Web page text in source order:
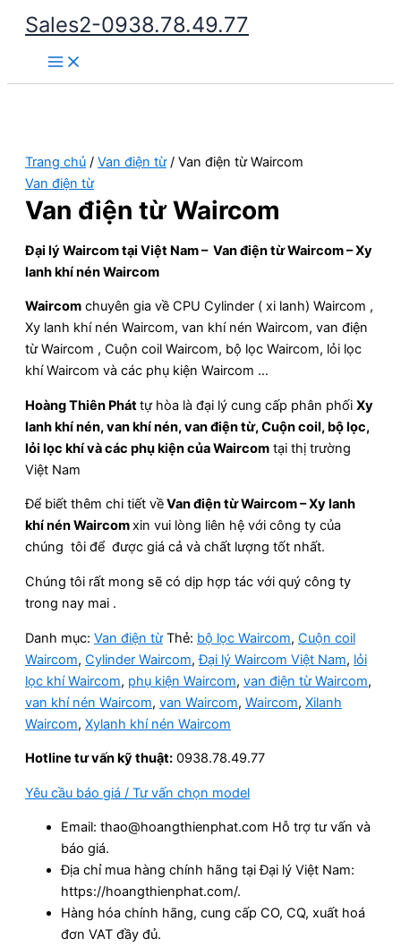
Nhảy
dung
Sales2-0938.78.49.77
Main
Menu
Trang chủ / Van điện từ/ Van điện từ Waircom
Van điện từ
Van điện từ Waircom
Đại lý Waircom tại Việt Nam – Van điện từ Waircom – Xy
lanh khí nén Waircom
Waircom chuyên gia về CPU Cylinder ( xi lanh) Waircom ,
Xy lanh khí nén Waircom, van khí nén Waircom, van điện
từ Waircom , Cuộn coil Waircom, bộ lọc Waircom, lỏi lọc
khí Waircom và các phụ kiện Waircom …
Hoàng Thiên Pháttự hòa là đại lý cung cấp phân phối Xy
lanh khí nén, van khí nén, van điện từ, Cuộn coil, bộ lọc,
lỏi lọc khí và các phụ kiện của Waircom tại thị trường
Việt Nam
Để biết thêm chi tiết vềVan điện từ Waircom – Xy lanh
khí nén Waircomxin vui lòng liên hệ với công ty của
chúng tôi để được giá cả và chất lượng tốt nhất.
Chúng tôi rất mong sẽ có dịp hợp tác với quý công ty
trong nay mai .
Danh mục: Van điện từ Thẻ: bộ lọc Waircom, Cuộn coil
Waircom, Cylinder Waircom,Đại lý Waircom Việt Nam, lỏi
lọc khí Waircom, phụ kiện Waircom, van điện từ Waircom,
van khí nén Waircom, van Waircom, Waircom, Xilanh
Waircom, Xylanh khí nén Waircom
Hotline tư vấn kỹ thuật: 0938.78.49.77
Yêu cầu báo giá / Tư vấn chọn model
Email: thao@hoangthienphat.com Hỗ trợ tư vấn và
báo giá.
Địa chỉ mua hàng chính hãng tại Đại lý Việt Nam:
https://hoangthienphat.com/.
Hàng hóa chính hãng, cung cấp CO, CQ, xuất hoá
đơn VAT đầy đủ.